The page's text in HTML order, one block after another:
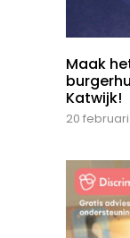
Maak
Katwijk!
20